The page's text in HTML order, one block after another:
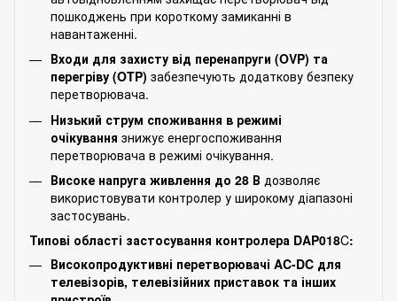
пошкоджень при короткому замиканні в
навантаженні.
Входи для захисту від перенапруги (OVP) та
перегріву (OTP) забезпечують додаткову безпеку
перетворювача.
Низький струм споживання в режимі
очікування знижує енергоспоживання
перетворювача в режимі очікування.
Високе напруга живлення до 28 В дозволяє
використовувати контролер у широкому діапазоні
застосувань.
Типові області застосування контролера DAP018C:
Високопродуктивні перетворювачі AC-DC для
телевізорів, телевізійних приставок та інших